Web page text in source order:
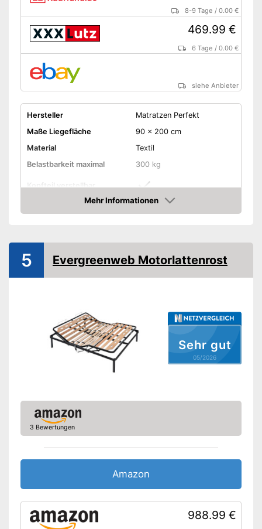
8-9 Tage /0.00 €
469.99 €
6 Tage /0.00 €
siehe Anbieter
Hersteller
Matratzen Perfekt
Maße Liegefläche
90 x 200 cm
Material
Textil
Belastbarkeit maximal
300 kg
Kopfteil verstellbar
Vorteile
integriert
Mehr Informationen
Amazon
Sehr gut
05/2026
5 Evergreenweb Motorlattenrost
3 Bewertungen
Amazon
988.99 €